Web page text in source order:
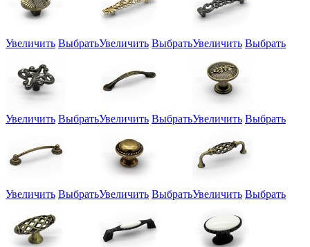
Увеличить ВыбратьУвеличить ВыбратьУвеличить Выбрать
Увеличить ВыбратьУвеличить ВыбратьУвеличить Выбрать
Увеличить ВыбратьУвеличить ВыбратьУвеличить Выбрать